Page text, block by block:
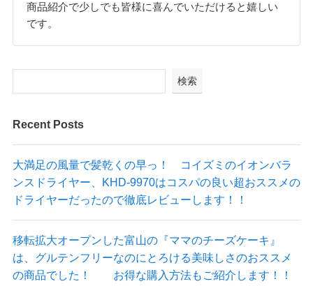
商品紹介で少しでも皆様に喜んでいただけると嬉しい
です。
検索
Recent Posts
大満足の風量で髪乾くの早っ！ コイズミのイオンバラ
ンスドライヤー、KHD-9970はコスパの良い超おススメの
ドライヤーだったので徹底レビューします！！
移転拡大オープンした富山の『ママのチーズケーキ』
は、グルテンフリーなのにとろける美味しさのおススメ
の商品でした！ お得な購入方法もご紹介します！！